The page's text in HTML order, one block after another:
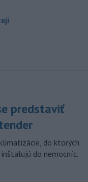
predstaviť
do ktorých
do nemocníc.